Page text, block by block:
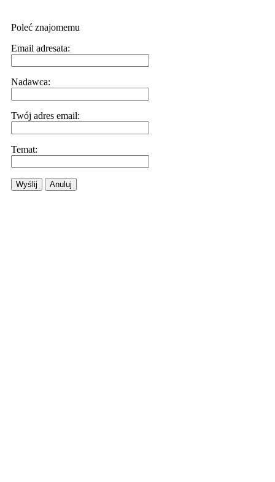
Poleć znajomemu
Email adresata:
Nadawca:
Twój adres email:
Temat:
Wyślij Anuluj